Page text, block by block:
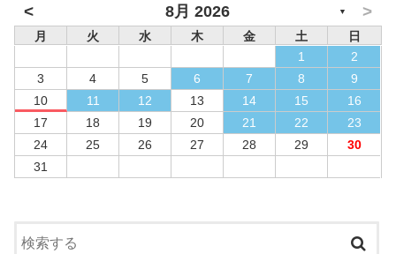
< 8月 2026 ▼ >
月 火 水 木 金 土
日
1
2
3
4 5 6 7 8
9
10
11 12 13 14 15
16
17
18 19 20 21 22
23
24
25 26 27 28 29
30
31